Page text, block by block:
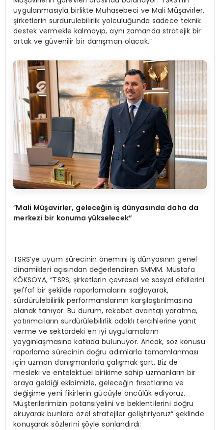
uygulanmasıyla birlikte Muhasebeci ve Mali Müşavirler,
şirketlerin sürdürülebilirlik yolculuğunda sadece teknik
destek vermekle kalmayıp, aynı zamanda stratejik bir
ortak ve güvenilir bir danışman olacak.”
“Mali Müşavirler, geleceğin iş dünyasında daha da
merkezi bir konuma yükselecek”
TSRS’ye uyum sürecinin önemini iş dünyasının genel
dinamikleri açısından değerlendiren SMMM. Mustafa
KÖKSOYA, “TSRS, şirketlerin çevresel ve sosyal etkilerini
şeffaf bir şekilde raporlamalarını sağlayarak,
sürdürülebilirlik performanslarının karşılaştırılmasına
olanak tanıyor. Bu durum, rekabet avantajı yaratma,
yatırımcıların sürdürülebilirlik odaklı tercihlerine yanıt
verme ve sektördeki en iyi uygulamaların
yaygınlaşmasına katkıda bulunuyor. Ancak, söz konusu
raporlama sürecinin doğru adımlarla tamamlanması
için uzman danışmanlarla çalışmak şart. Biz de
mesleki ve entelektüel birikime sahip uzmanların bir
araya geldiği ekibimizle, geleceğin fırsatlarına ve
değişime yeni fikirlerin gücüyle öncülük ediyoruz.
Müşterilerimizin potansiyelini ve beklentilerini doğru
okuyarak bunlara özel stratejiler geliştiriyoruz” şeklinde
konuşarak sözlerini şöyle sonlandırdı: